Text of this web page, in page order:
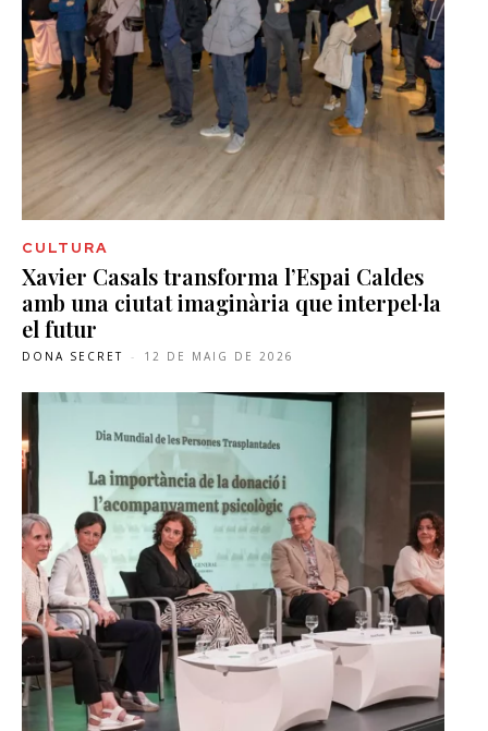
CULTURA
Xavier Casals transforma l’Espai Caldes
amb una ciutat imaginària que interpel·la
el futur
DONA SECRET - 12 DE MAIG DE 2026